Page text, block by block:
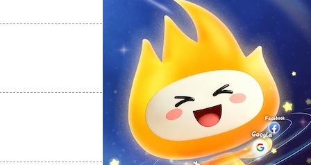
支持
反对 [0]
支持[0] 反对[0]